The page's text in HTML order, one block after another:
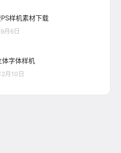
样机素材下载
月6日
体字体样机
月10日